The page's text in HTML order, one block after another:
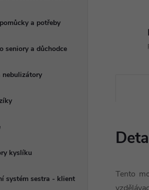
a potřeby
seniory a důchodce
nebulizátory
kyslíku
systém sestra - klient
Tento